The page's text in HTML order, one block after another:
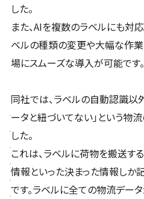
した。
また、AIを複数のラベルにも対
ベルの種類の変更や大幅な作
場にスムーズな導入が可能です。
同社では、ラベルの自動認識以
ータと紐づいてない」という物
した。
これは、ラベルに荷物を搬送
情報といった決まった情報しか
です。ラベルに全ての物流デー